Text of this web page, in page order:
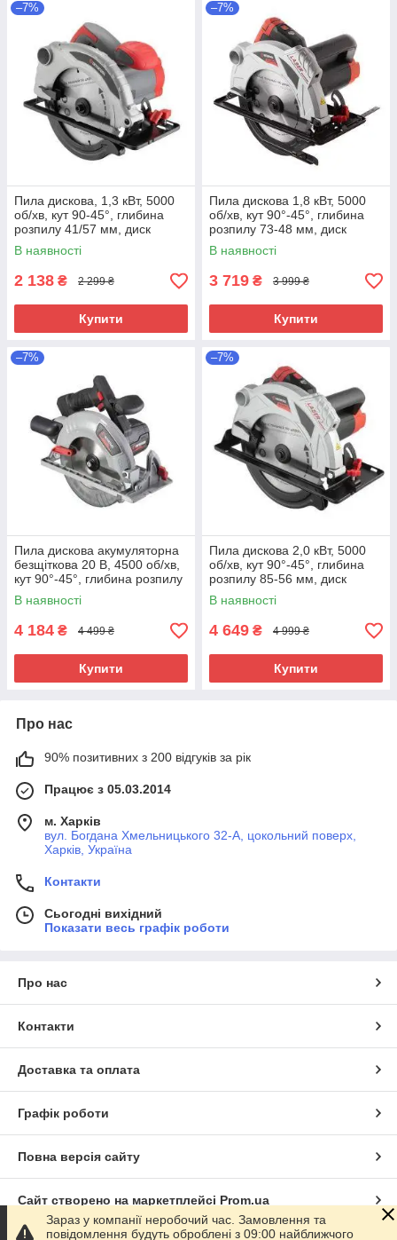
–7%
Пила дискова, 1,3 кВт, 5000
об/хв, кут 90-45°, глибина
розпилу 41/57 мм, диск
185×20 мм
В наявності
2 138 ₴ 2 299 ₴
Купити
–7%
Пила дискова 1,8 кВт, 5000
об/хв, кут 90°-45°, глибина
розпилу 73-48 мм, диск
210×30 мм, 40 зубів, лазер
В наявності
3 719 ₴ 3 999 ₴
Купити
–7%
Пила дискова акумуляторна
безщіткова 20 В, 4500 об/хв,
кут 90°-45°, глибина розпилу
62/45 мм, диск 190×20 мм,
без ЗП та АКБ
В наявності
4 184 ₴ 4 499 ₴
Купити
–7%
Пила дискова 2,0 кВт, 5000
об/хв, кут 90°-45°, глибина
розпилу 85-56 мм, диск
235×30 мм, 40 зубів, лазер,
плавний пуск
В наявності
4 649 ₴ 4 999 ₴
Купити
Про нас
90% позитивних з 200 відгуків за рік
Працює з 05.03.2014
м. Харків
вул. Богдана Хмельницького 32-А, цокольний поверх,
Харків, Україна
Контакти
Сьогодні вихідний
Показати весь графік роботи
Про нас
Контакти
Доставка та оплата
Графік роботи
Повна версія сайту
Сайт створено на маркетплейсі Prom.ua
Зараз у компанії неробочий час. Замовлення та
повідомлення будуть оброблені з 09:00 найближчого